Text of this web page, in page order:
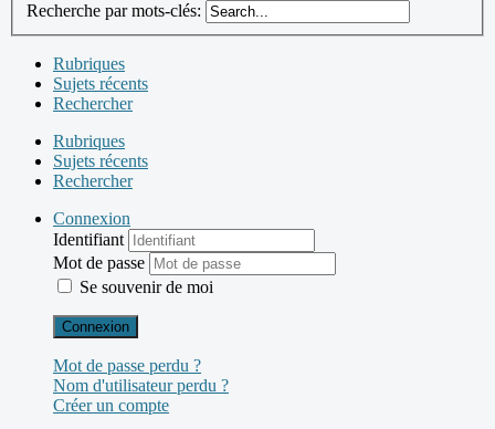
Recherche par mots-clés:
Rubriques
Sujets récents
Rechercher
Rubriques
Sujets récents
Rechercher
Connexion
Identifiant
Mot de passe
Se souvenir de moi
Connexion
Mot de passe perdu ?
Nom d'utilisateur perdu ?
Créer un compte